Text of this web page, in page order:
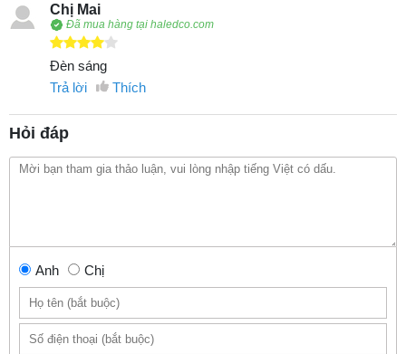
Chị Mai
Đã mua hàng tại haledco.com
Đèn sáng
Trả lời
Thích
Hỏi đáp
Anh Chị